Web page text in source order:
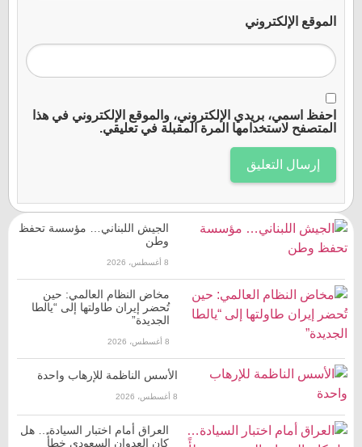
الموقع الإلكتروني
احفظ اسمي، بريدي الإلكتروني، والموقع الإلكتروني في هذا
المتصفح لاستخدامها المرة المقبلة في تعليقي.
الجيش اللبناني… مؤسسة تحفظ
وطن
8 أغسطس، 2026
مخاض النظام العالمي: حين
تُحضر إيران طاولتها إلى “يالطا
الجديدة”
8 أغسطس، 2026
الأسس الناظمة للإرهاب واحدة
8 أغسطس، 2026
العراق أمام اختبار السيادة… هل
كان العدوان السعودي خطأً